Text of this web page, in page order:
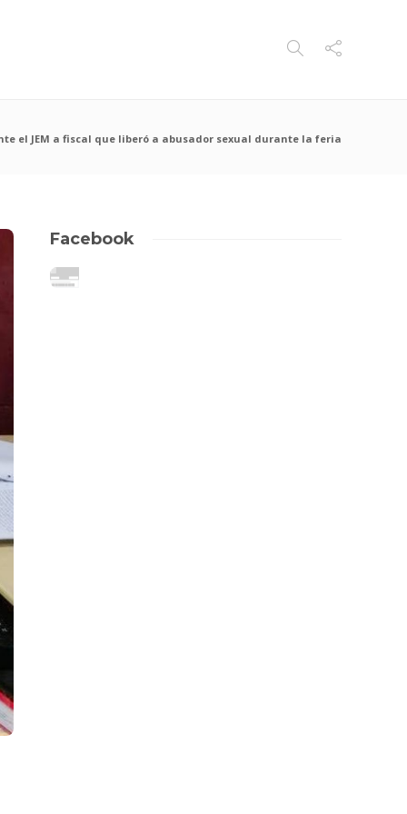
el JEM a fiscal que liberó a abusador sexual durante la feria
Facebook